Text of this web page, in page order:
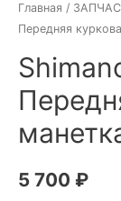
Главная /
Передняя
5 700 ₽